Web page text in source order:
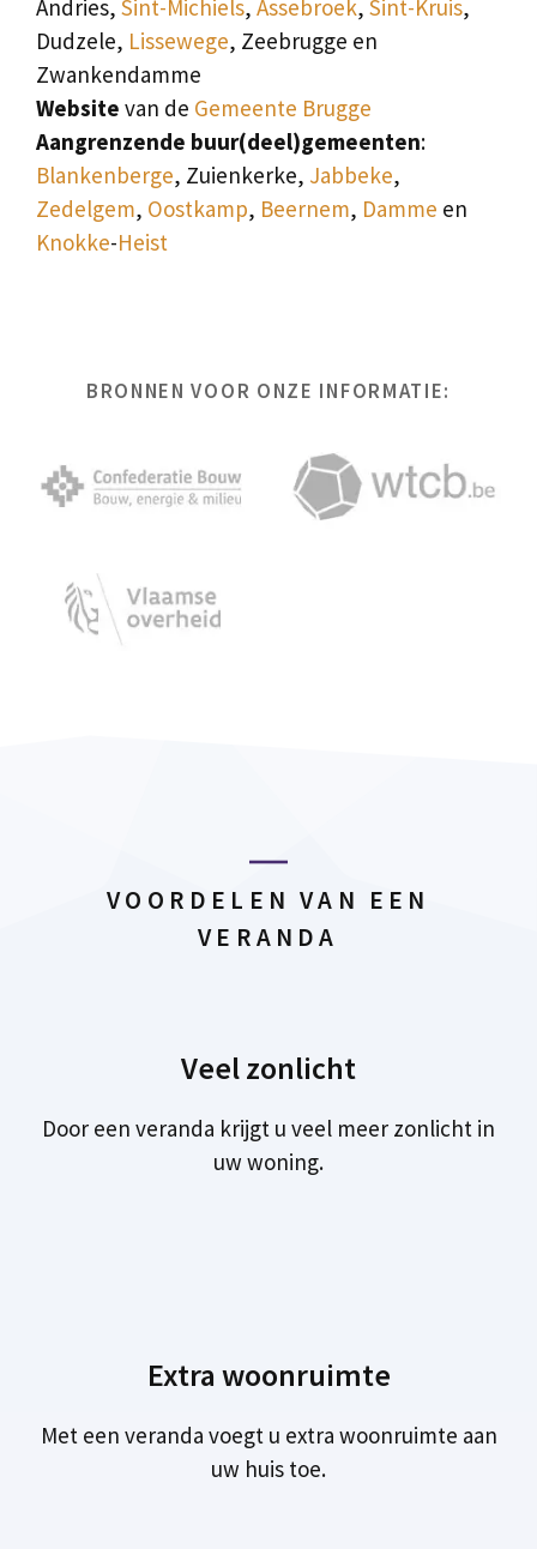
Andries, Sint-Michiels, Assebroek, Sint-Kruis,
Dudzele, Lissewege, Zeebrugge en
Zwankendamme
Website van de Gemeente Brugge
Aangrenzende buur(deel)gemeenten:
Blankenberge, Zuienkerke, Jabbeke,
Zedelgem, Oostkamp, Beernem, Damme en
Knokke-Heist
BRONNEN VOOR ONZE INFORMATIE:
VOORDELEN VAN EEN
VERANDA
Veel zonlicht
Door een veranda krijgt u veel meer zonlicht in
uw woning.
Extra woonruimte
Met een veranda voegt u extra woonruimte aan
uw huis toe.